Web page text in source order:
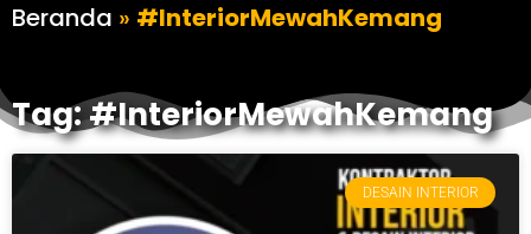
Beranda » #InteriorMewahKemang
Tag: #InteriorMewahKemang
DESAIN INTERIOR